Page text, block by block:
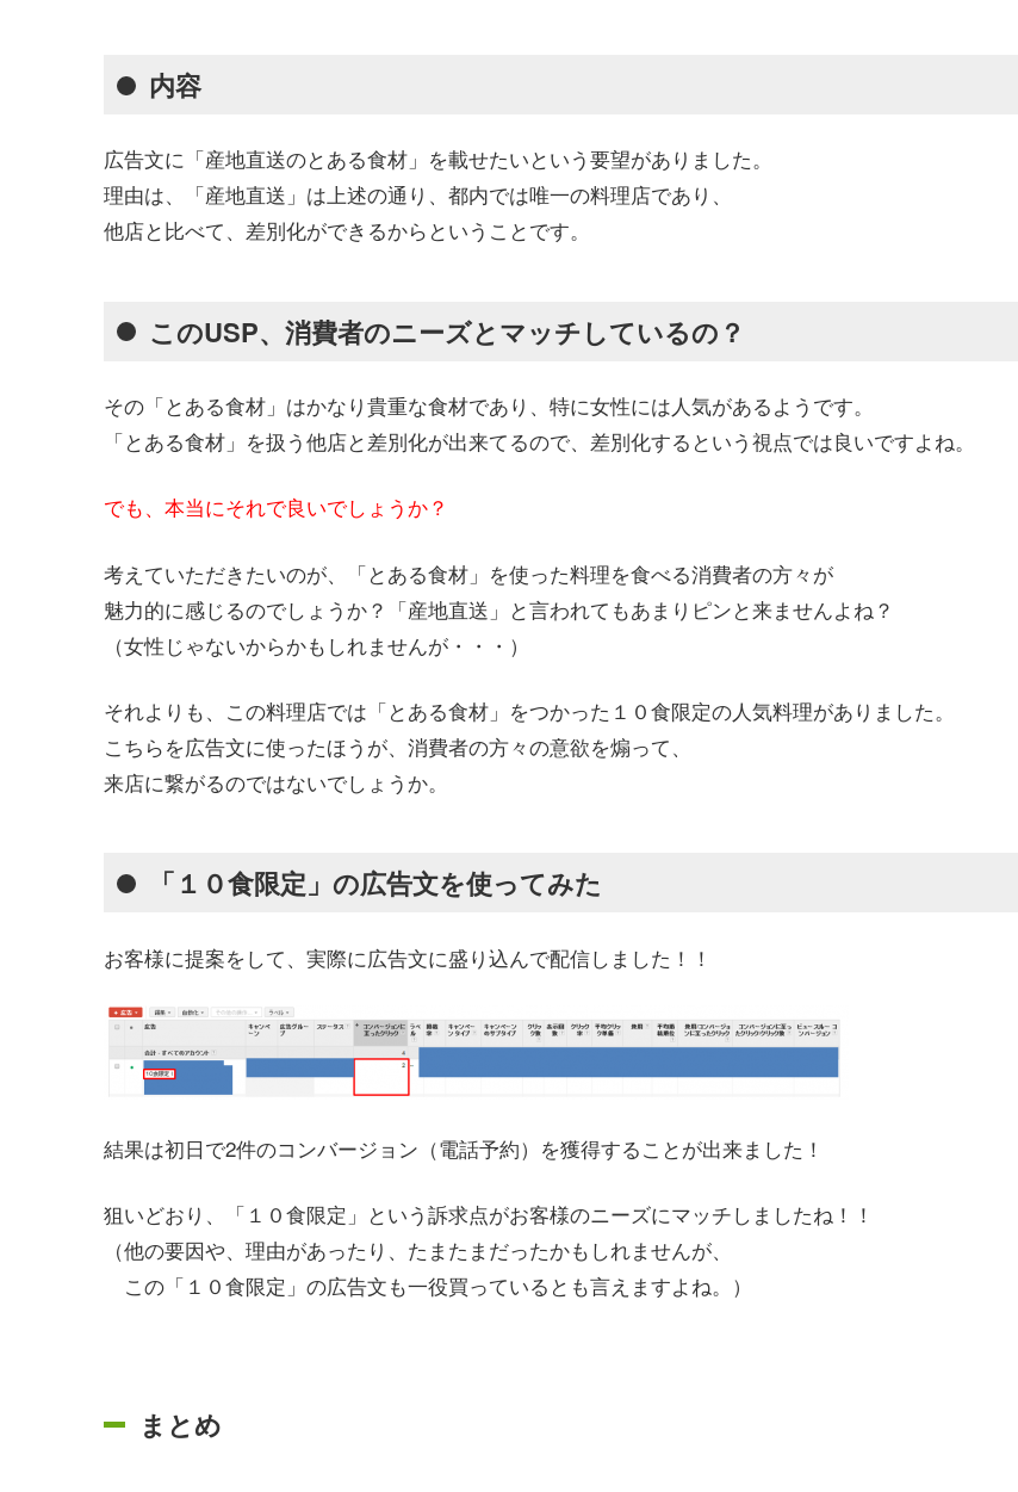
内容
広告文に「産地直送のとある食材」を載せたいという要望がありました。
理由は、「産地直送」は上述の通り、都内では唯一の料理店であり、
他店と比べて、差別化ができるからということです。
このUSP、消費者のニーズとマッチしているの？
その「とある食材」はかなり貴重な食材であり、特に女性には人気があるようです。
「とある食材」を扱う他店と差別化が出来てるので、差別化するという視点では良いですよね。
でも、本当にそれで良いでしょうか？
考えていただきたいのが、「とある食材」を使った料理を食べる消費者の方々が
魅力的に感じるのでしょうか？「産地直送」と言われてもあまりピンと来ませんよね？
（女性じゃないからかもしれませんが・・・）
それよりも、この料理店では「とある食材」をつかった１０食限定の人気料理がありました。
こちらを広告文に使ったほうが、消費者の方々の意欲を煽って、
来店に繋がるのではないでしょうか。
「１０食限定」の広告文を使ってみた
お客様に提案をして、実際に広告文に盛り込んで配信しました！！
結果は初日で2件のコンバージョン（電話予約）を獲得することが出来ました！
狙いどおり、「１０食限定」という訴求点がお客様のニーズにマッチしましたね！！
（他の要因や、理由があったり、たまたまだったかもしれませんが、
この「１０食限定」の広告文も一役買っているとも言えますよね。）
まとめ